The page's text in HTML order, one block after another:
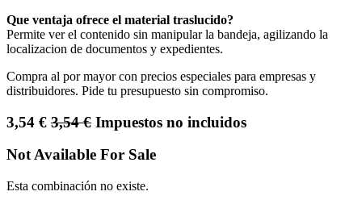
Que ventaja ofrece el material traslucido?
Permite ver el contenido sin manipular la bandeja, agilizando la
localizacion de documentos y expedientes.
Compra al por mayor con precios especiales para empresas y
distribuidores. Pide tu presupuesto sin compromiso.
3,54 € 3,54€ Impuestos no incluidos
Not Available For Sale
Esta combinación no existe.